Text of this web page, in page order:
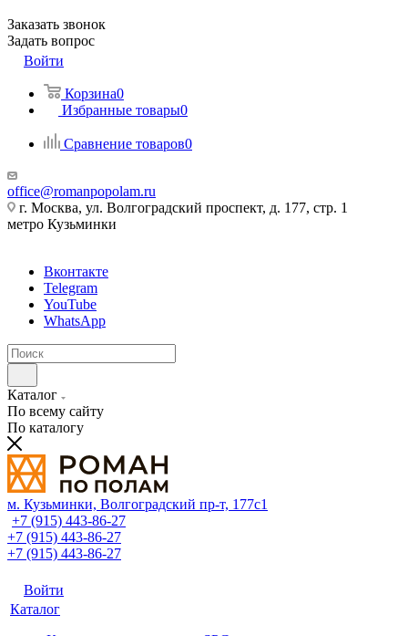
Заказать звонок
Задать вопрос
Войти
Корзина0
Избранные товары0
Сравнение товаров0
office@romanpopolam.ru
г. Москва, ул. Волгоградский проспект, д. 177, стр. 1
метро Кузьминки
Вконтакте
Telegram
YouTube
WhatsApp
Каталог
По всему сайту
По каталогу
м. Кузьминки, Волгоградский пр‑т, 177с1
+7 (915) 443-86-27
+7 (915) 443-86-27
+7 (915) 443-86-27
Войти
Каталог